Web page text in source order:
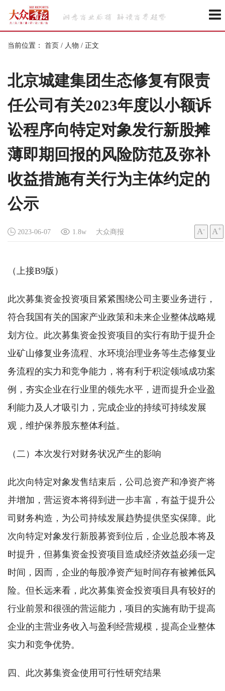
当前位置： 首页 / 人物 / 正文
北京城建集团生态修复有限责
任公司有关2023年度以小额诉
讼程序向特定对象发行新股摊
薄即期回报的风险防范及弥补
收益措施有关行为主体约定的
公示
2023-06-07 1.8w 大众商报 A- A+
（上接B9版）
此次募集资金投资项目紧紧围绕公司主要业务进行，
符合我国有关的国家产业政策和未来企业整体战略规
划方位。此次募集资金投资项目的实行有助于提升企
业矿山修复业务流程、水环境治理业务等生态修复业
务流程的实力和竞争能力，将有利于积淀领域成功案
例，夯实企业在行业里的领先水平，进而提升企业盈
利能力及人才吸引力，完成企业的持续可持续发展
观，维护保养股东整体利益。
（二）本次发行对财务状况产生的影响
此次向特定对象发售结束后，公司总资产和净资产将
并增加，营运资本将得到进一步丰富，有益于提升公
司财务构造，为公司持续发展趋势提供坚实保障。此
次向特定对象发行新股募资到位后，企业总股本将及
时提升，但募集资金投资项目造成经济效益必须一定
时间，因而，企业的每股净资产短时间存有被摊低风
险。但长远来看，此次募集资金投资项目具有较好的
行业前景和很强的营运能力，项目的实施有助于提高
企业的主营业务收入与盈利经营规模，提高企业整体
实力和竞争优势。
四、此次募集资金使用可行性研究结果